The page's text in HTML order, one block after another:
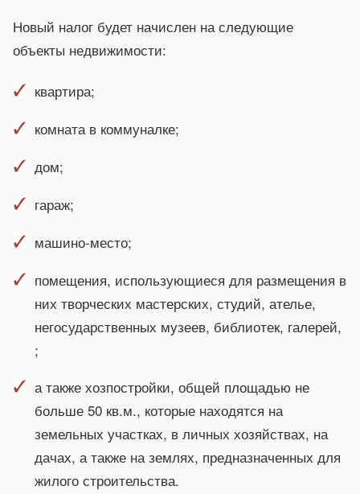
Новый налог будет начислен на следующие
объекты недвижимости:
квартира;
комната в коммуналке;
дом;
гараж;
машино-место;
помещения, использующиеся для размещения в
них творческих мастерских, студий, ателье,
негосударственных музеев, библиотек, галерей,
;
а также хозпостройки, общей площадью не
больше 50 кв.м., которые находятся на
земельных участках, в личных хозяйствах, на
дачах, а также на землях, предназначенных для
жилого строительства.